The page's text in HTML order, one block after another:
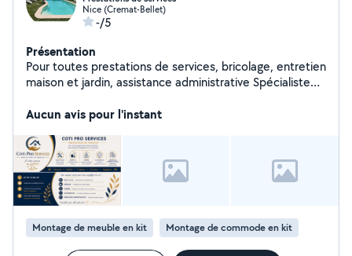
Nice (Cremat-Bellet)
-/5
Présentation
Pour toutes prestations de services, bricolage, entretien
maison et jardin, assistance administrative Spécialiste
Aucun avis pour l'instant
Montage de meuble en kit Montage de commode en kit